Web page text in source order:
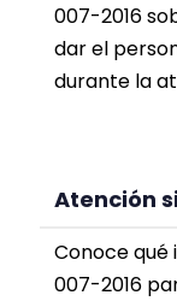
007-2016
dar el
durante la
Atención
Conoce qué
007-2016